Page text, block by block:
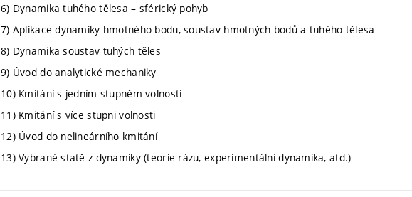
6) Dynamika tuhého tělesa – sférický pohyb
7) Aplikace dynamiky hmotného bodu, soustav hmotných bodů a tuhého tělesa
8) Dynamika soustav tuhých těles
9) Úvod do analytické mechaniky
10) Kmitání s jedním stupněm volnosti
11) Kmitání s více stupni volnosti
12) Úvod do nelineárního kmitání
13) Vybrané statě z dynamiky (teorie rázu, experimentální dynamika, atd.)